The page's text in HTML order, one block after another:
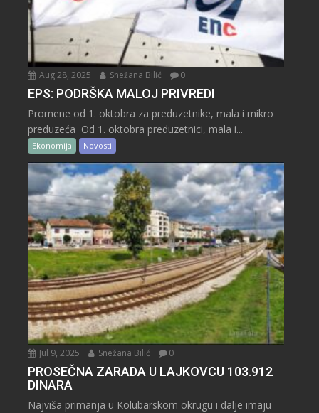
Aug 28, 2025 Snežana Bilić 0
EPS: PODRŠKA MALOJ PRIVREDI
Promene od 1. oktobra za preduzetnike, mala i mikro
preduzeća Od 1. oktobra preduzetnici, mala i...
Ekonomija Novosti
Jul 9, 2025 Snežana Bilić 0
PROSEČNA ZARADA U LAJKOVCU 103.912
DINARA
Najviša primanja u Kolubarskom okrugu i dalje imaju